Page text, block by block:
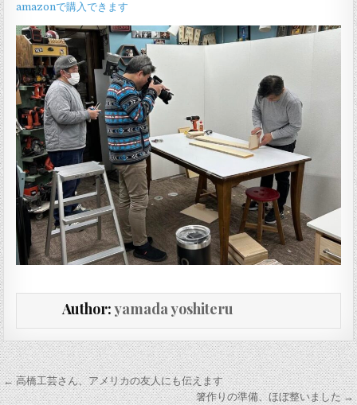
amazonで購入できます
Author:yamada yoshiteru
投稿ナビゲーション
← 高橋工芸さん、アメリカの友人にも伝えます
箸作りの準備、ほぼ整いました →